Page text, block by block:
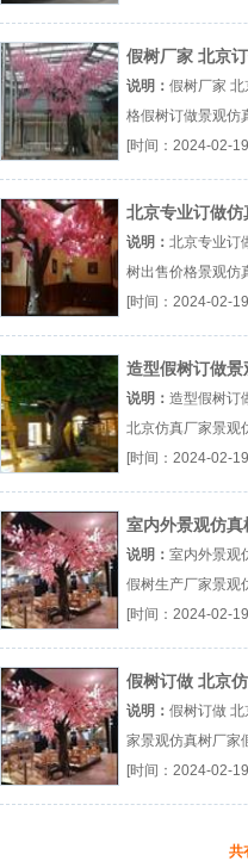
观假树厂』
假树厂家 北京
假树订做
说明： 假树厂家
格假树订做景观仿
景观造景假树订做
树厂家』
[时间：2024-02-
北京专业订做
出售价格
说明： 北京专业订
树出售价格景观仿
景观造景假树订做
树厂家』
[时间：2024-02-
造型假树订做景
北京仿真厂家
说明： 造型假树订
北京仿真厂家景观
树景观造景假树订
真树厂家』
[时间：2024-02-
室内外景观仿
树生产厂家
说明： 室内外景观
假树生产厂家景观
树景观造景假树订
真树厂家』
[时间：2024-02-
假树订做 北京
说明： 假树订做
家景观仿真树厂家
订做厂（...『景观
[时间：2024-02-
共